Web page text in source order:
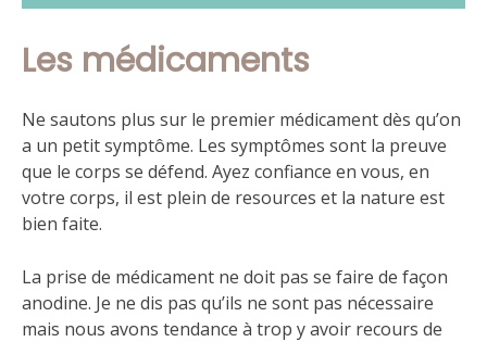
Les médicaments
Ne sautons plus sur le premier médicament dès qu’on
a un petit symptôme. Les symptômes sont la preuve
que le corps se défend. Ayez confiance en vous, en
votre corps, il est plein de resources et la nature est
bien faite.
La prise de médicament ne doit pas se faire de façon
anodine. Je ne dis pas qu’ils ne sont pas nécessaire
mais nous avons tendance à trop y avoir recours de